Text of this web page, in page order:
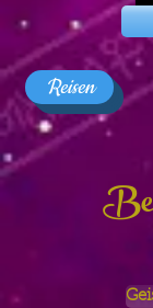
Reisen